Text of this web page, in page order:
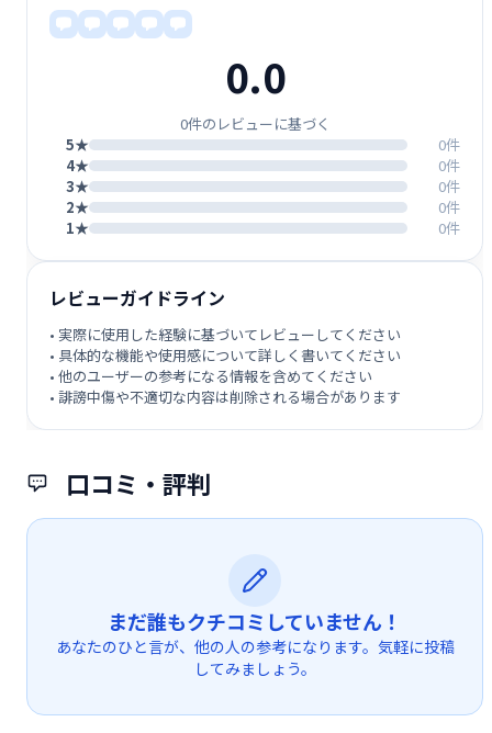
口コミ・評判
まだ誰もクチコミしていません！
あなたのひと言が、他の人の参考になります。気軽に投稿
してみましょう。
0.0
0件のレビューに基づく
5★
0件
4★
0件
3★
0件
2★
0件
1★
0件
レビューガイドライン
• 実際に使用した経験に基づいてレビューしてください
• 具体的な機能や使用感について詳しく書いてください
• 他のユーザーの参考になる情報を含めてください
• 誹謗中傷や不適切な内容は削除される場合があります